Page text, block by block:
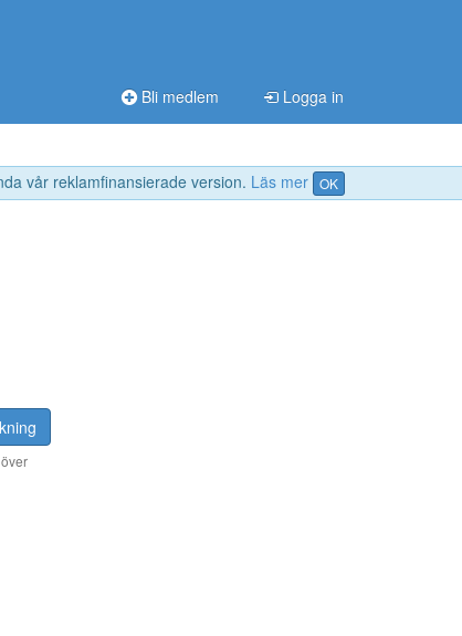
vår reklamfinansierade version. Läs mer OK
Bli medlem Logga in